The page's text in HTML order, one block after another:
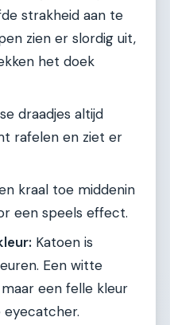
strakheid aan te
zien er slordig uit,
het doek
draadjes altijd
rafelen en ziet er
kraal toe middenin
een speels effect.
Katoen is
Een witte
een felle kleur